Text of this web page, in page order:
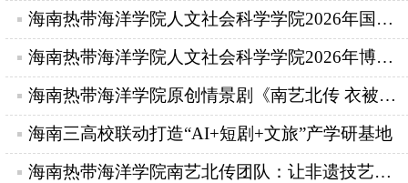
海南热带海洋学院人文社会科学学院2026年国际中文教育硕士研究生复试录...
海南热带海洋学院人文社会科学学院2026年博物馆硕士研究生复试录取实施细则
海南热带海洋学院原创情景剧《南艺北传 衣被天下》荣获全省一等奖
海南三高校联动打造“AI+短剧+文旅”产学研基地
海南热带海洋学院南艺北传团队：让非遗技艺活起来、传下去